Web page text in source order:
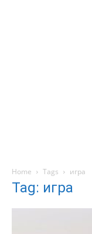
Home Tags игра
Tag: игра